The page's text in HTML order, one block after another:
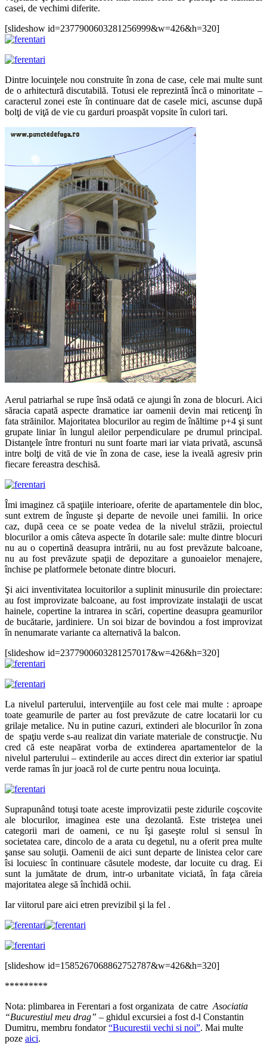
casei, de vechimi diferite.
[slideshow id=2377900603281256999&w=426&h=320]
Dintre locuinţele nou construite în zona de case, cele mai multe sunt
de o arhitectură discutabilă. Totusi ele reprezintă încă o minoritate –
caracterul zonei este în continuare dat de casele mici, ascunse după
bolţi de viţă de vie cu garduri proaspăt vopsite în culori tari.
Aerul patriarhal se rupe însă odată ce ajungi în zona de blocuri. Aici
săracia capată aspecte dramatice iar oamenii devin mai reticenţi în
fata străinilor. Majoritatea blocurilor au regim de înăltime p+4 şi sunt
grupate liniar în lungul aleilor perpendiculare pe drumul principal.
Distanţele între fronturi nu sunt foarte mari iar viata privată, ascunsă
intre bolţi de vită de vie în zona de case, iese la iveală agresiv prin
fiecare fereastra deschisă.
Îmi imaginez că spaţiile interioare, oferite de apartamentele din bloc,
sunt extrem de înguste şi departe de nevoile unei familii. In orice
caz, după ceea ce se poate vedea de la nivelul străzii, proiectul
blocurilor a omis câteva aspecte în dotarile sale: multe dintre blocuri
nu au o copertină deasupra intrării, nu au fost prevăzute balcoane,
nu au fost prevăzute spaţii de depozitare a gunoaielor menajere,
închise pe platformele betonate dintre blocuri.
Şi aici inventivitatea locuitorilor a suplinit minusurile din proiectare:
au fost improvizate balcoane, au fost improvizate instalaţii de uscat
hainele, copertine la intrarea in scări, copertine deasupra geamurilor
de bucătarie, jardiniere. Un soi bizar de bovindou a fost improvizat
în nenumarate variante ca alternativă la balcon.
[slideshow id=2377900603281257017&w=426&h=320]
La nivelul parterului, intervenţiile au fost cele mai multe : aproape
toate geamurile de parter au fost prevăzute de catre locatarii lor cu
grilaje metalice. Nu in putine cazuri, extinderi ale blocurilor în zona
de spaţiu verde s-au realizat din variate materiale de construcţie. Nu
cred că este neapărat vorba de extinderea apartamentelor de la
nivelul parterului – extinderile au acces direct din exterior iar spatiul
verde ramas în jur joacă rol de curte pentru noua locuinţa.
Suprapunând totuşi toate aceste improvizatii peste zidurile coşcovite
ale blocurilor, imaginea este una dezolantă. Este tristeţea unei
categorii mari de oameni, ce nu îşi gaseşte rolul si sensul în
societatea care, dincolo de a arata cu degetul, nu a oferit prea multe
şanse sau soluţii. Oamenii de aici sunt departe de linistea celor care
îsi locuiesc în continuare căsutele modeste, dar locuite cu drag. Ei
sunt la jumătate de drum, intr-o urbanitate viciată, în faţa căreia
majoritatea alege să închidă ochii.
Iar viitorul pare aici etren previzibil şi la fel .
[slideshow id=1585267068862752787&w=426&h=320]
*********
Nota: plimbarea in Ferentari a fost organizata de catre Asociatia
“Bucurestiul meu drag” – ghidul excursiei a fost d-l Constantin
Dumitru, membru fondator“Bucurestii vechi si noi”. Mai multe
poze aici.